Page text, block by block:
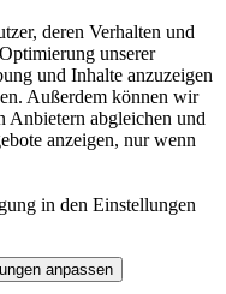
deren Verhalten und
unserer
und Inhalte anzuzeigen
Außerdem können wir
Anbietern abgleichen und
anzeigen, nur wenn
in den Einstellungen
anpassen